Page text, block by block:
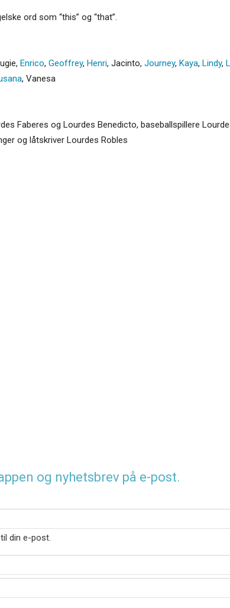
ord som “this” og “that”.
, Enrico, Geoffrey, Henri, Jacinto, Journey, Kaya, Lindy,
, Vanesa
Faberes og Lourdes Benedicto, baseballspillere
og låtskriver Lourdes Robles
og nyhetsbrev på e-post.
din e-post.